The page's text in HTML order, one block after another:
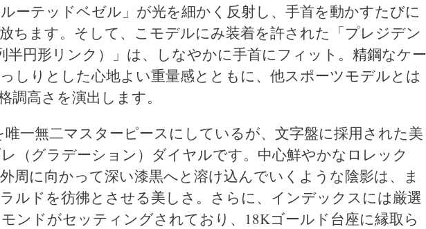
ーテッドベゼル」が光を細かく反射し、手首を動かすたびに
ちます。そして、こモデルにみ装着を許された「プレジデン
半円形リンク）」は、しなやかに手首にフィット。精鋼なケー
しりとした心地よい重量感とともに、他スポーツモデルとは
調高さを演出します。
唯一無二マスターピースにしているが、文字盤に採用された美
（グラデーション）ダイヤルです。中心鮮やかなロレック
周に向かって深い漆黒へと溶け込んでいくような陰影は、ま
ルドを彷彿とさせる美しさ。さらに、インデックスには厳選
ンドがセッティングされており、18Kゴールド台座に縁取ら